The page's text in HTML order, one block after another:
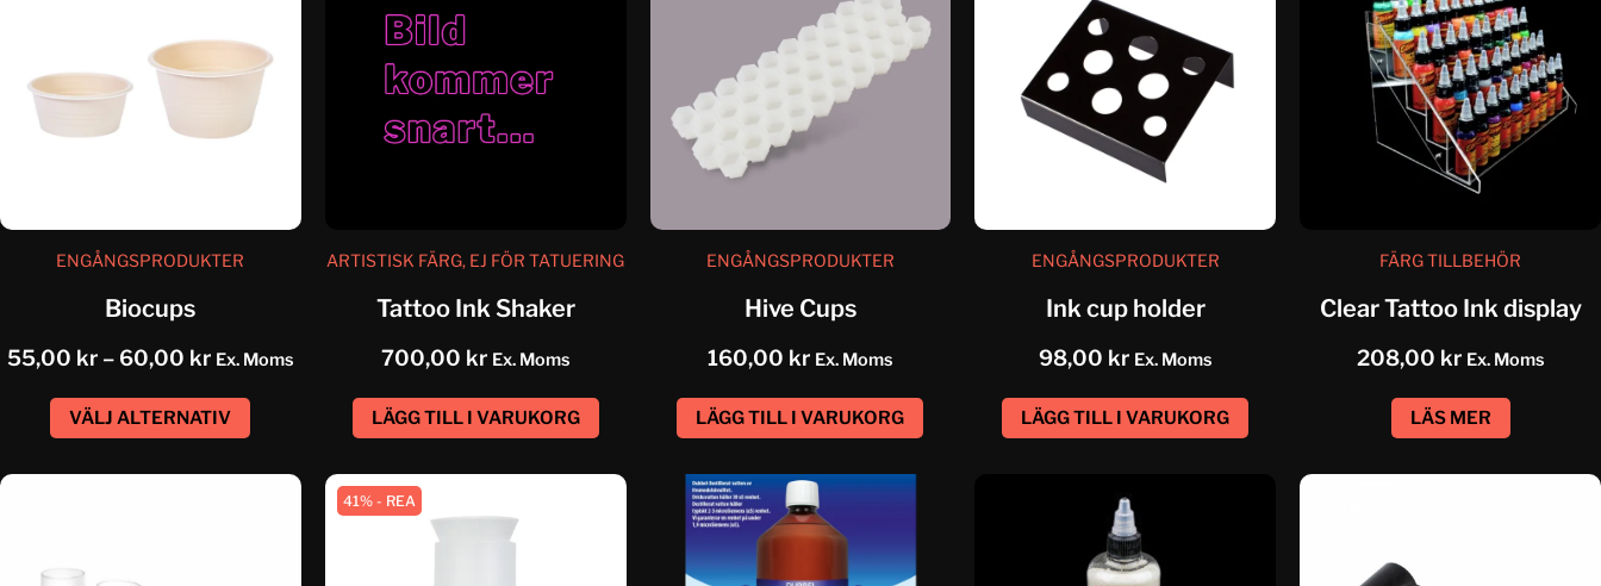
ENGÅNGSPRODUKTER
Biocups
55,00 kr – 60,00 kr Ex. Moms
VÄLJ ALTERNATIV
ARTISTISK FÄRG, EJ FÖR TATUERING
Tattoo Ink Shaker
700,00 kr Ex. Moms
LÄGG TILL I VARUKORG
ENGÅNGSPRODUKTER
Hive Cups
160,00 kr Ex. Moms
LÄGG TILL I VARUKORG
ENGÅNGSPRODUKTER
Ink cup holder
98,00 kr Ex. Moms
LÄGG TILL I VARUKORG
FÄRG TILLBEHÖR
Clear Tattoo Ink display
208,00 kr Ex. Moms
LÄS MER
41% - REA